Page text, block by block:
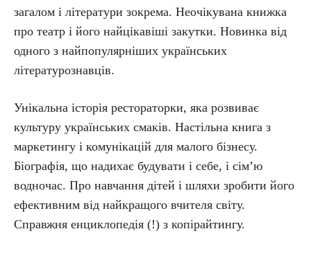
загалом і літератури зокрема. Неочікувана книжка
про театр і його найцікавіші закутки. Новинка від
одного з найпопулярніших українських
літературознавців.
Унікальна історія рестораторки, яка розвиває
культуру українських смаків. Настільна книга з
маркетингу і комунікацій для малого бізнесу.
Біографія, що надихає будувати і себе, і сім’ю
водночас. Про навчання дітей і шляхи зробити його
ефективним від найкращого вчителя світу.
Справжня енциклопедія (!) з копірайтингу.